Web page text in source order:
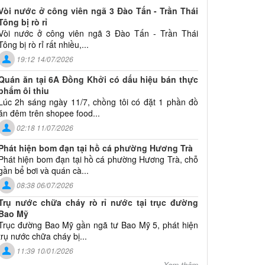
nước ở công viên ngã 3 Đào Tấn - Trần Thái
bị rò rỉ
nước ở công viên ngã 3 Đào Tấn - Trần Thái
bị rò rỉ rất nhiều,...
19:12 14/07/2026
ăn tại 6A Đồng Khởi có dấu hiệu bán thực
ôi thiu
2h sáng ngày 11/7, chồng tôi có đặt 1 phần đồ
đêm trên shopee food...
02:18 11/07/2026
hiện bom đạn tại hồ cá phường Hương Trà
hiện bom đạn tại hồ cá phường Hương Trà, chỗ
bể bơi và quán cà...
08:38 06/07/2026
nước chữa cháy rò rỉ nước tại trục đường
Mỹ
đường Bao Mỹ gần ngã tư Bao Mỹ 5, phát hiện
nước chữa cháy bị...
11:39 10/01/2026